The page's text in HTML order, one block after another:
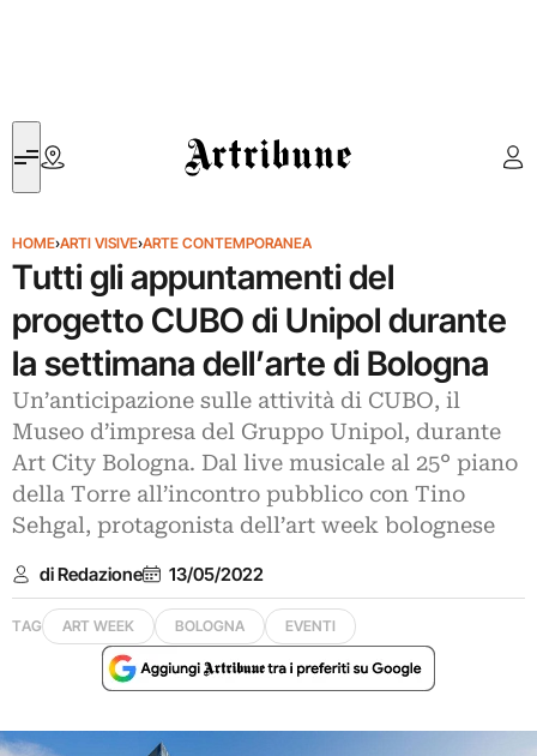
Artribune
HOME›ARTI VISIVE›ARTE CONTEMPORANEA
Tutti gli appuntamenti del
progetto CUBO di Unipol durante
la settimana dell’arte di Bologna
Un’anticipazione sulle attività di CUBO, il
Museo d’impresa del Gruppo Unipol, durante
Art City Bologna. Dal live musicale al 25° piano
della Torre all’incontro pubblico con Tino
Sehgal, protagonista dell’art week bolognese
di Redazione 13/05/2022
TAG ART WEEK BOLOGNA EVENTI